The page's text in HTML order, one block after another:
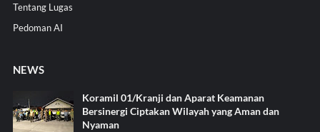
Tentang Lugas
Pedoman AI
NEWS
Koramil 01/Kranji dan Aparat Keamanan
Bersinergi Ciptakan Wilayah yang Aman dan
Nyaman